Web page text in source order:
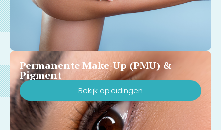
Permanente Make-Up (PMU) &
Pigment
Bekijk opleidingen